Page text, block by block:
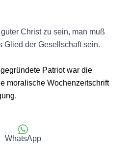
Christ zu sein, man muß
Glied der Gesellschaft sein.
Patriot war die
moralische Wochenzeitschrift
WhatsApp